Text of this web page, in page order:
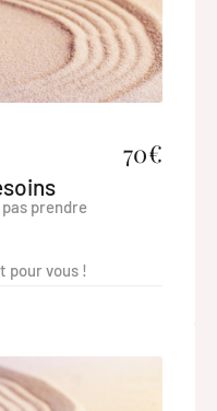
70€
prendre
pour vous !